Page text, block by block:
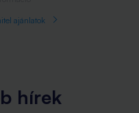
ajánlatok
hírek